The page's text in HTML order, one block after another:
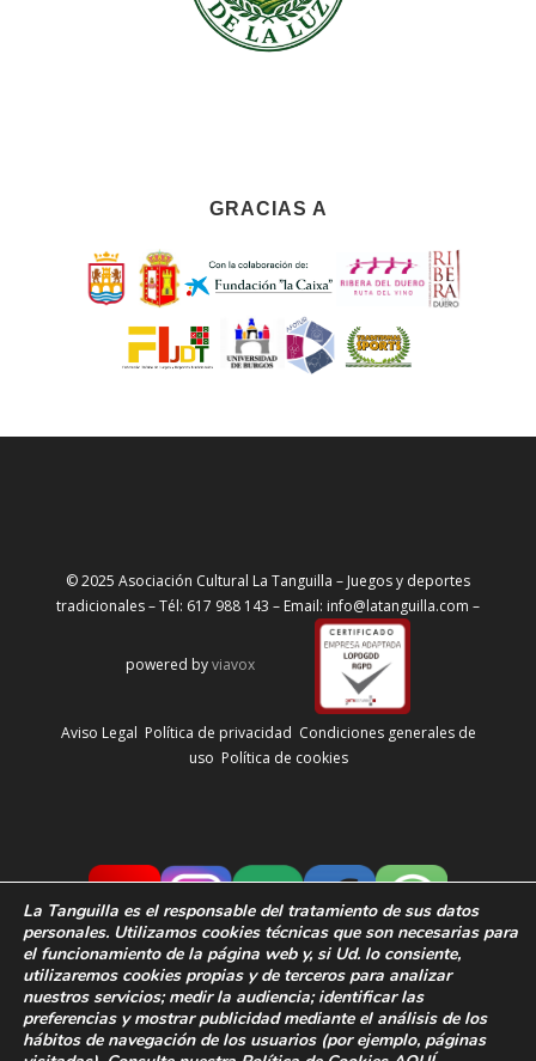
GRACIAS A
© 2025 Asociación Cultural La Tanguilla – Juegos y deportes
tradicionales – Tél: 617 988 143 – Email: info@latanguilla.com –
powered byviavox
Aviso Legal Política de privacidad Condiciones generales de
uso Política de cookies
La Tanguilla es el responsable del tratamiento de sus datos
personales. Utilizamos cookies técnicas que son necesarias para
el funcionamiento de la página web y, si Ud. lo consiente,
utilizaremos cookies propias y de terceros para analizar
nuestros servicios; medir la audiencia;identificar las
preferencias ymostrar publicidad mediante el análisis de los
hábitos de navegación de los usuarios (por ejemplo, páginas